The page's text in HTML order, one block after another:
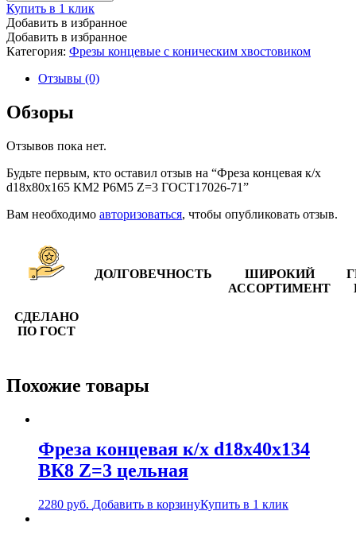
Купить в 1 клик
Добавить в избранное
Добавить в избранное
Категория: Фрезы концевые с коническим хвостовиком
Отзывы (0)
Обзоры
Отзывов пока нет.
Будьте первым, кто оставил отзыв на “Фреза концевая к/х
d18х80х165 КМ2 Р6М5 Z=3 ГОСТ17026-71”
Вам необходимо авторизоваться, чтобы опубликовать отзыв.
СДЕЛАНО
ПО ГОСТ
ДОЛГОВЕЧНОСТЬ
ШИРОКИЙ
АССОРТИМЕНТ
Похожие товары
Фреза концевая к/х d18х40х134
ВК8 Z=3 цельная
2280 руб. Добавить в корзинуКупить в 1 клик